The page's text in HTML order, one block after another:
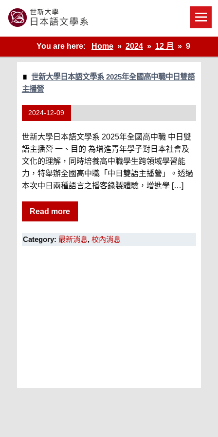
content
世新大學教學單位的網站
You are here:
Home 2024 12 月 9
世新大學日本語文學系 2025年全國高中職中日雙語
主播營
2024-12-09
世新大學日本語文學系 2025年全國高中職 中日雙
語主播營 一、目的 為增進青年學子對日本社會及
文化的理解，同時培養高中職學生跨領域學習能
力，特舉辦全國高中職「中日雙語主播營」。透過
本次中日兩種語言之播客錄製體驗，增進學 […]
Read more
Category: 最新消息, 校內消息